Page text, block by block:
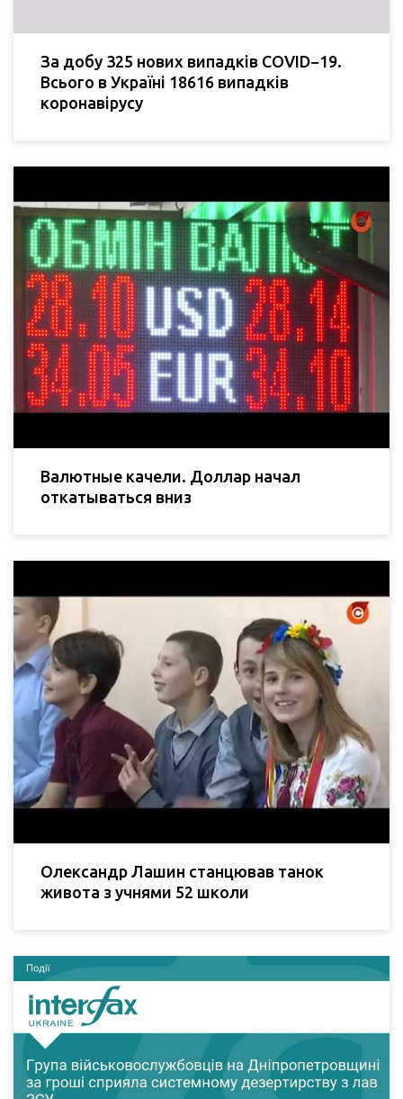
За добу 325 нових випадків COVID−19.
Всього в Україні 18616 випадків
коронавірусу
Валютные качели. Доллар начал
откатываться вниз
Олександр Лашин станцював танок
живота з учнями 52 школи